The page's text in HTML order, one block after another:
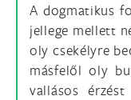
A dogmatikus
jellege mellett
oly csekélyre
másfelől oly
vallásos